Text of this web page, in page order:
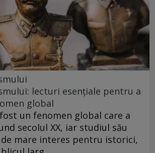
lecturi esențiale pentru a
global
un fenomen global care a
secolul XX, iar studiul său
mare interes pentru istorici,